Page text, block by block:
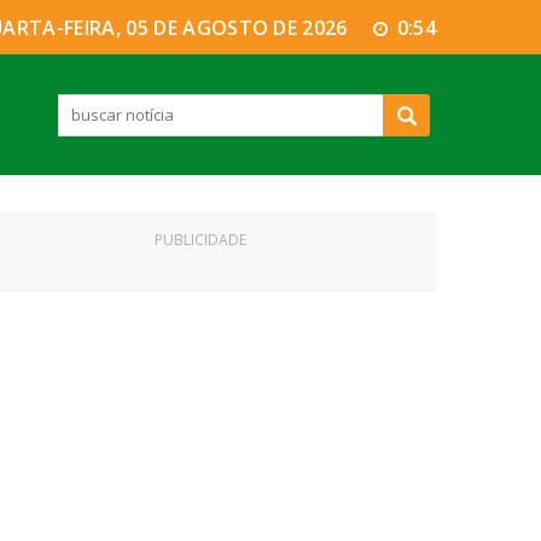
FEIRA, 05 DE AGOSTO DE 2026 0:54
PUBLICIDADE